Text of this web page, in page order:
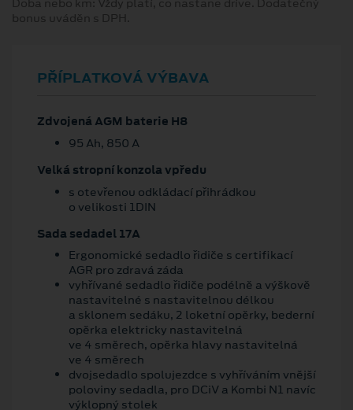
Doba nebo km: Vždy platí, co nastane dříve. Dodatečný
bonus uváděn s DPH.
PŘÍPLATKOVÁ VÝBAVA
Zdvojená AGM baterie H8
95 Ah, 850 A
Velká stropní konzola vpředu
s otevřenou odkládací přihrádkou
o velikosti 1DIN
Sada sedadel 17A
Ergonomické sedadlo řidiče s certifikací
AGR pro zdravá záda
vyhřívané sedadlo řidiče podélně a výškově
nastavitelné s nastavitelnou délkou
a sklonem sedáku, 2 loketní opěrky, bederní
opěrka elektricky nastavitelná
ve 4 směrech, opěrka hlavy nastavitelná
ve 4 směrech
dvojsedadlo spolujezdce s vyhříváním vnější
poloviny sedadla, pro DCiV a Kombi N1 navíc
výklopný stolek